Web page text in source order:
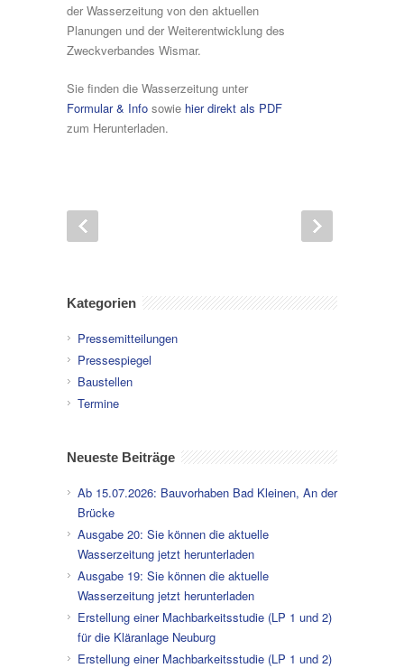
der Wasserzeitung von den aktuellen
Planungen und der Weiterentwicklung des
Zweckverbandes Wismar.
Sie finden die Wasserzeitung unter
Formular & Info sowie hier direkt als PDF
zum Herunterladen.
Kategorien
Pressemitteilungen
Pressespiegel
Baustellen
Termine
Neueste Beiträge
Ab 15.07.2026: Bauvorhaben Bad Kleinen, An der
Brücke
Ausgabe 20: Sie können die aktuelle
Wasserzeitung jetzt herunterladen
Ausgabe 19: Sie können die aktuelle
Wasserzeitung jetzt herunterladen
Erstellung einer Machbarkeitsstudie (LP 1 und 2)
für die Kläranlage Neuburg
Erstellung einer Machbarkeitsstudie (LP 1 und 2)